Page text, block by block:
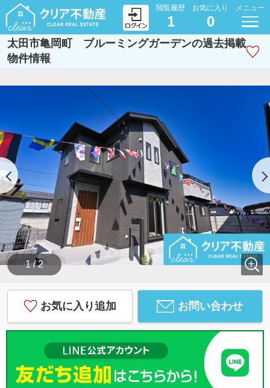
閲覧履歴
1
お気に入り
0
メニュー
太田市亀岡町 ブルーミングガーデンの過去掲載
物件情報
1 / 2
お気に入り追加 お問い合わせ